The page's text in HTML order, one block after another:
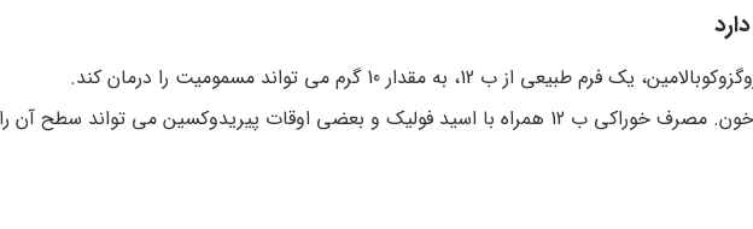
از ب 12، به مقدار 10 گرم می تواند مسموميت را درمان کند.
مقدار بالای هوموسیستیین در خون. مصرف خوراکی ب 12 همراه با اسید فولیک و بعضی اوقات پیریدوکسین می تواند سطح